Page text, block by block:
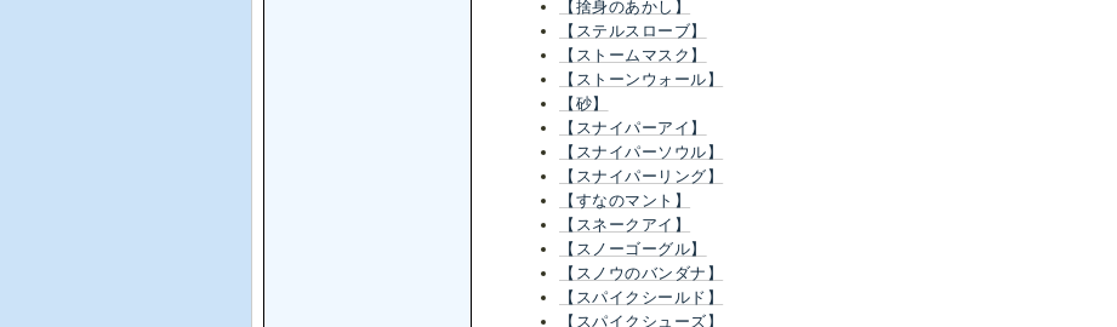
【捨身のあかし】
【ステルスローブ】
【ストームマスク】
【ストーンウォール】
【砂】
【スナイパーアイ】
【スナイパーソウル】
【スナイパーリング】
【すなのマント】
【スネークアイ】
【スノーゴーグル】
【スノウのバンダナ】
【スパイクシールド】
【スパイクシューズ】